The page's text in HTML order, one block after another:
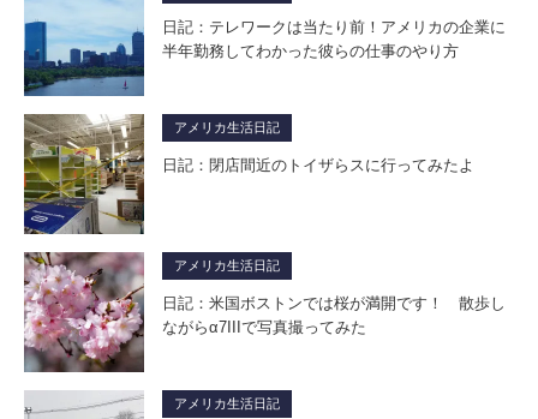
日記：テレワークは当たり前！アメリカの企業に
半年勤務してわかった彼らの仕事のやり方
アメリカ生活日記
日記：閉店間近のトイザらスに行ってみたよ
アメリカ生活日記
日記：米国ボストンでは桜が満開です！ 散歩し
ながらα7IIIで写真撮ってみた
アメリカ生活日記